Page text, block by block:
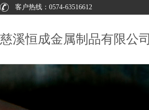
客户热线： 0574-63516612
慈溪恒成金属制品有限公司